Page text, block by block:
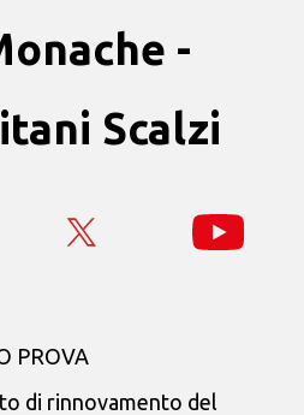
-
Scalzi
PROVA
di rinnovamento del